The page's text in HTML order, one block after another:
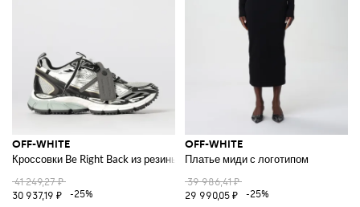
OFF-WHITE
Кроссовки Be Right Back из резины и сетки
41 249,27 ₽
30 937,19 ₽
-25%
OFF-WHITE
Платье миди с логотипом
39 986,41 ₽
29 990,05 ₽
-25%